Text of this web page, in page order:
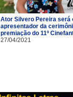
Ator Silvero Pereira será
apresentador da
premiação do 11º
27/04/2021